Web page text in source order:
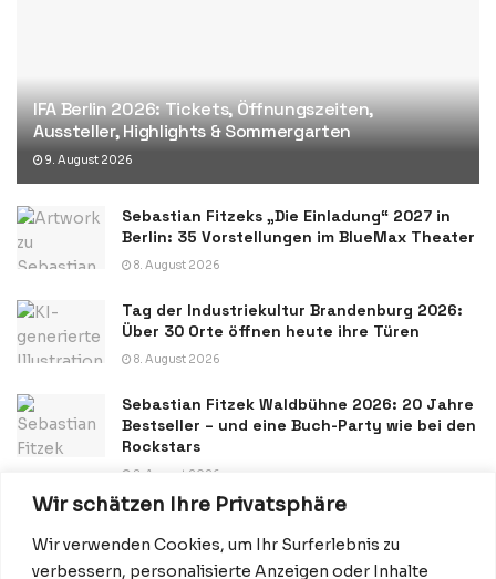
Wir schätzen Ihre Privatsphäre
Wir verwenden Cookies, um Ihr Surferlebnis zu
verbessern, personalisierte Anzeigen oder Inhalte
IFA Berlin 2026: Tickets, Öffnungszeiten,
Aussteller, Highlights & Sommergarten
9. August 2026
Sebastian Fitzeks „Die Einladung“ 2027 in
Berlin: 35 Vorstellungen im BlueMax Theater
8. August 2026
Tag der Industriekultur Brandenburg 2026:
Über 30 Orte öffnen heute ihre Türen
8. August 2026
Sebastian Fitzek Waldbühne 2026: 20 Jahre
Bestseller – und eine Buch-Party wie bei den
Rockstars
8. August 2026